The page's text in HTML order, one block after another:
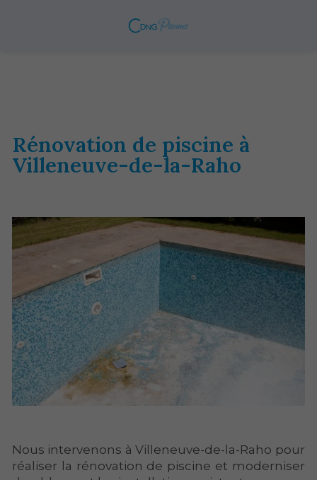
Rénovation de piscine à
Villeneuve-de-la-Raho
Nous intervenons à Villeneuve-de-la-Raho pour
réaliser la rénovation de piscine et moderniser